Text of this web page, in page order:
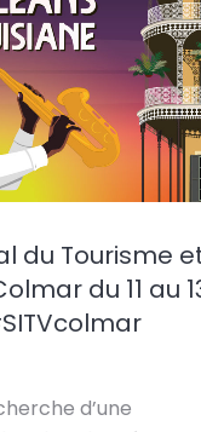
du Tourisme
du 11 au
d’une